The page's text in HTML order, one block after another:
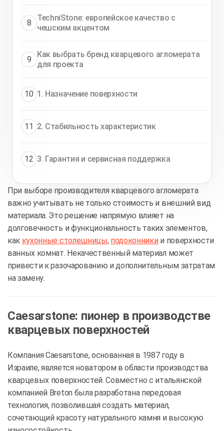
8
TechniStone: европейское качество с
чешским акцентом
9
Как выбрать бренд кварцевого агломерата
для проекта
10 1. Назначение поверхности
11 2. Стабильность характеристик
12 3. Гарантия и сервисная поддержка
При выборе производителя кварцевого агломерата
важно учитывать не только стоимость и внешний вид
материала. Это решение напрямую влияет на
долговечность и функциональность таких элементов,
как кухонные столешницы, подоконникии поверхности
ванных комнат. Некачественный материал может
привести к разочарованию и дополнительным затратам
на замену.
Caesarstone: пионер в производстве
кварцевых поверхностей
Компания Caesarstone, основанная в 1987 году в
Израиле, является новатором в области производства
кварцевых поверхностей. Совместно с итальянской
компанией Breton была разработана передовая
технология, позволившая создать материал,
сочетающий красоту натурального камня и высокую